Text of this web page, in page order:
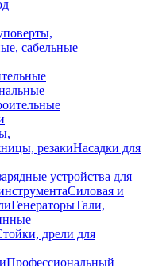
сабельные
резакиНасадки для
устройства для
Силовая и
ГенераторыТали,
дрели для
Профессиональный